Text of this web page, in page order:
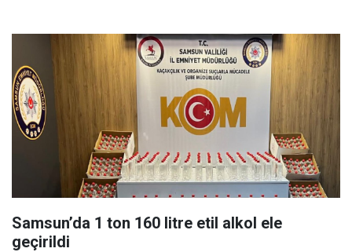
Samsun’da 1 ton 160 litre etil alkol ele
geçirildi